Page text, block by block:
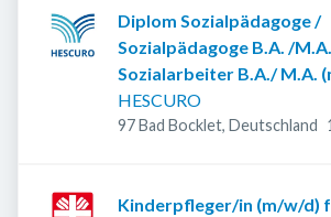
Diplom Sozialpädagoge /
Sozialpädagoge B.A. /
HESCURO
97 Bad Bocklet, Deutschland
Kinderpfleger/in (m/w/d)